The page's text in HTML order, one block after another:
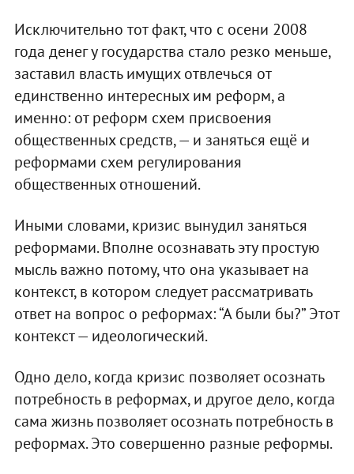
Исключительно тот факт, что с осени 2008
года денег у государства стало резко меньше,
заставил власть имущих отвлечься от
единственно интересных им реформ, а
именно: от реформ схем присвоения
общественных средств, — и заняться ещё и
реформами схем регулирования
общественных отношений.
Иными словами, кризис вынудил заняться
реформами. Вполне осознавать эту простую
мысль важно потому, что она указывает на
контекст, в котором следует рассматривать
ответ на вопрос о реформах: “А были бы?” Этот
контекст — идеологический.
Одно дело, когда кризис позволяет осознать
потребность в реформах, и другое дело, когда
сама жизнь позволяет осознать потребность в
реформах. Это совершенно разные реформы.